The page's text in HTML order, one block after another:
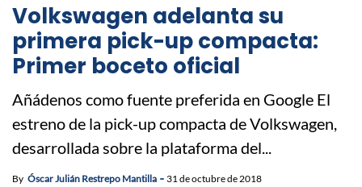
Volkswagen adelanta su
primera pick-up compacta:
Primer boceto oficial
Añádenos como fuente preferida en Google El
estreno de la pick-up compacta de Volkswagen,
desarrollada sobre la plataforma del...
By Óscar Julián Restrepo Mantilla 31 de octubre de 2018